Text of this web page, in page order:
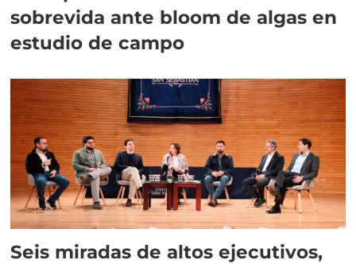
sobrevida ante bloom de algas en
estudio de campo
Seis miradas de altos ejecutivos,